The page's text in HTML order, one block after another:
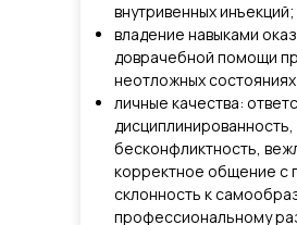
внутривенных инъекций;
владение навыками
доврачебной помощи
неотложных
личные качества:
дисциплинированность,
бесконфликтность,
корректное общение с
склонность к
профессиональному